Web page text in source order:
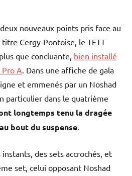
nouveaux points pris face au
Cergy-Pontoise, le TFTT
que concluante, bien installé
A. Dans une affiche de gala
et emmenés par un Noshad
particulier dans le quatrième
longtemps tenu la dragée
bout du suspense.
des sets accrochés, et
set, celui opposant Noshad